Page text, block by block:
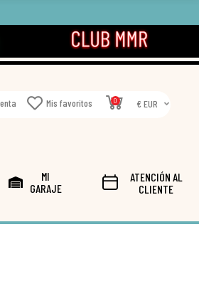
Mis favoritos 0 € EUR
MI
GARAJE
ATENCIÓN AL
CLIENTE